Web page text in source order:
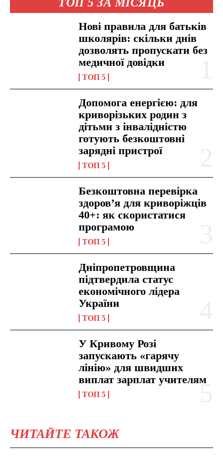
Нові правила для батьків
школярів: скільки днів
дозволять пропускати без
медичної довідки
ТОП 5
Допомога енергією: для
криворізьких родин з
дітьми з інвалідністю
готують безкоштовні
зарядні пристрої
ТОП 5
Безкоштовна перевірка
здоров’я для криворіжців
40+: як скористатися
програмою
ТОП 5
Дніпропетровщина
підтвердила статус
економічного лідера
України
ТОП 5
У Кривому Розі
запускають «гарячу
лінію» для швидших
виплат зарплат учителям
ТОП 5
ЧИТАЙТЕ ТАКОЖ